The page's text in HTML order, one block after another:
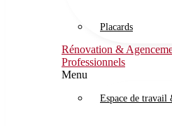
Placards
Rénovation &
Professionnels
Menu
Espace de